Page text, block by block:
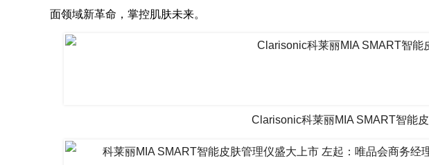
面领域新革命，掌控肌肤未来。
Clarisonic科莱丽MIA SMART智能